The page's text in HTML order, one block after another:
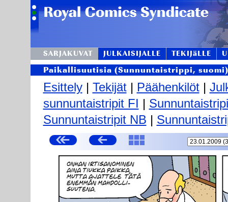
SARJAKUVAT JULKAISIJALLE TEKIJäLLE
Paikallisuutisia (Sunnuntaistrippi, suomi)
Esittely| Tekijät| Päähenkilöt|
sunnuntaistripit FI |
Sunnuntaistripit NB |